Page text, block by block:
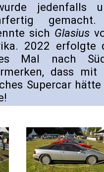
jedenfalls
sich Glasius
2022 erfolgte
Mal nach
dass
Supercar